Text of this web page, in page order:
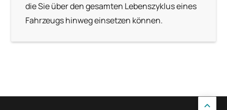
die Sie über den gesamten Lebenszyklus eines
Fahrzeugs hinweg einsetzen können.